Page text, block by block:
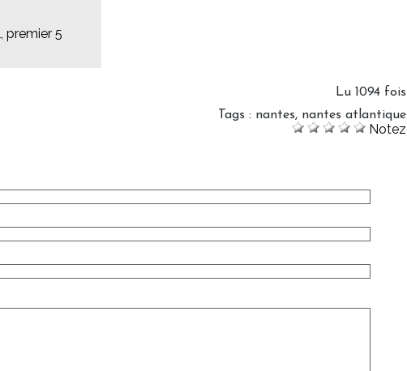
premier 5
Lu 1094 fois
Tags : nantes, nantes atlantique
Notez